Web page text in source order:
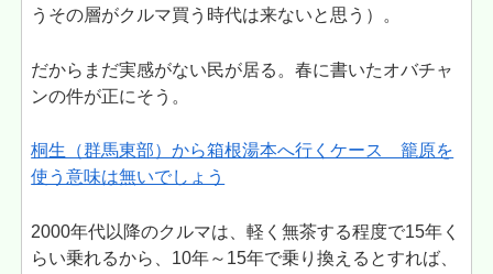
うその層がクルマ買う時代は来ないと思う）。
だからまだ実感がない民が居る。春に書いたオバチャ
ンの件が正にそう。
桐生（群馬東部）から箱根湯本へ行くケース 籠原を
使う意味は無いでしょう
2000年代以降のクルマは、軽く無茶する程度で15年く
らい乗れるから、10年～15年で乗り換えるとすれば、